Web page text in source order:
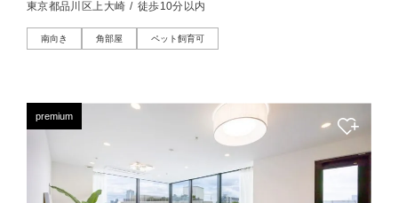
東京都品川区上大崎 / 徒歩10分以内
南向き 角部屋 ペット飼育可
premium